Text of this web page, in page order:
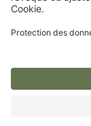
Kerbl France
France